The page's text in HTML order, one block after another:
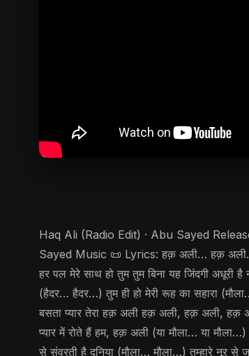
Haq Ali (Radio Edit) · Abu Sayed
Sayed Music 📜 Lyrics: हक़ अली… हक़ अली…
हर पल मेरे साथ हो तुम तुम बिना यह जिंदगी अधूरी
(हैदर… हैदर…) तुम ही हो मेरी रूह का सहारा
बसता प्यार तेरा हक़ अली हक़ अली, हक़ अली, हक़
प्यार में रोते हैं हम, हक़ अली (या मौला… या
से संवरती है दुनिया (मौला… मौला…) तुम्हारे नूर